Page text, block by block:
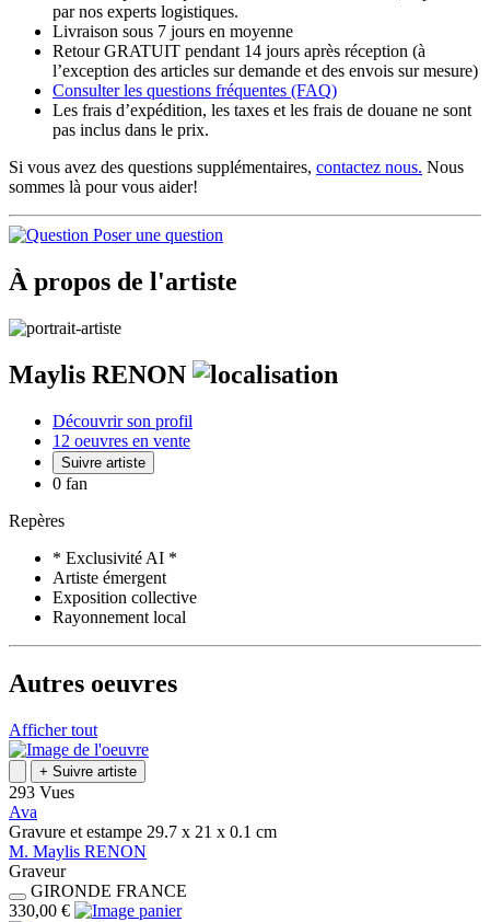
par nos experts logistiques.
Livraison sous 7 jours en moyenne
Retour GRATUIT pendant 14 jours après réception (à
l’exception des articles sur demande et des envois sur mesure)
Consulter les questions fréquentes (FAQ)
Les frais d’expédition, les taxes et les frais de douane ne sont
pas inclus dans le prix.
Si vous avez des questions supplémentaires, contactez nous. Nous
sommes là pour vous aider!
Poser une question
À propos de l'artiste
Maylis RENON
Découvrir son profil
12 oeuvres en vente
Suivre artiste
0 fan
Repères
* Exclusivité AI *
Artiste émergent
Exposition collective
Rayonnement local
Autres oeuvres
Afficher tout
+ Suivre artiste
293 Vues
Ava
Gravure et estampe 29.7 x 21 x 0.1 cm
M. Maylis RENON
Graveur
GIRONDE FRANCE
330,00 €